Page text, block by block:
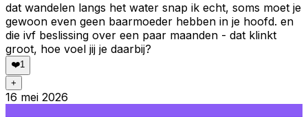
dat wandelen langs het water snap ik echt, soms moet je
gewoon even geen baarmoeder hebben in je hoofd. en
die ivf beslissing over een paar maanden - dat klinkt
groot, hoe voel jij je daarbij?
❤️1
+
16 mei 2026